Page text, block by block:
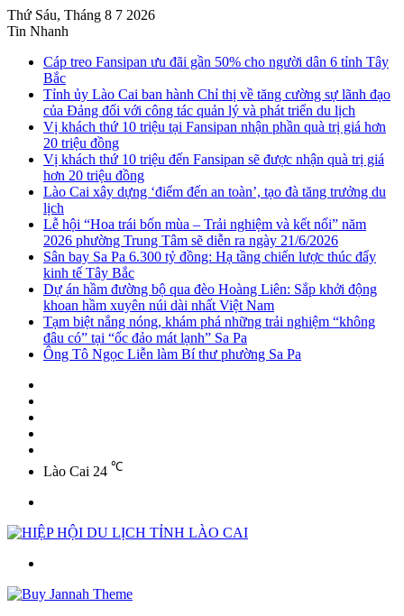
Thứ Sáu, Tháng 8 7 2026
Tin Nhanh
Cáp treo Fansipan ưu đãi gần 50% cho người dân 6 tỉnh Tây
Bắc
Tỉnh ủy Lào Cai ban hành Chỉ thị về tăng cường sự lãnh đạo
của Đảng đối với công tác quản lý và phát triển du lịch
Vị khách thứ 10 triệu tại Fansipan nhận phần quà trị giá hơn
20 triệu đồng
Vị khách thứ 10 triệu đến Fansipan sẽ được nhận quà trị giá
hơn 20 triệu đồng
Lào Cai xây dựng ‘điểm đến an toàn’, tạo đà tăng trưởng du
lịch
Lễ hội “Hoa trái bốn mùa – Trải nghiệm và kết nối” năm
2026 phường Trung Tâm sẽ diễn ra ngày 21/6/2026
Sân bay Sa Pa 6.300 tỷ đồng: Hạ tầng chiến lược thúc đẩy
kinh tế Tây Bắc
Dự án hầm đường bộ qua đèo Hoàng Liên: Sắp khởi động
khoan hầm xuyên núi dài nhất Việt Nam
Tạm biệt nắng nóng, khám phá những trải nghiệm “không
đâu có” tại “ốc đảo mát lạnh” Sa Pa
Ông Tô Ngọc Liễn làm Bí thư phường Sa Pa
Lào Cai 24 ℃